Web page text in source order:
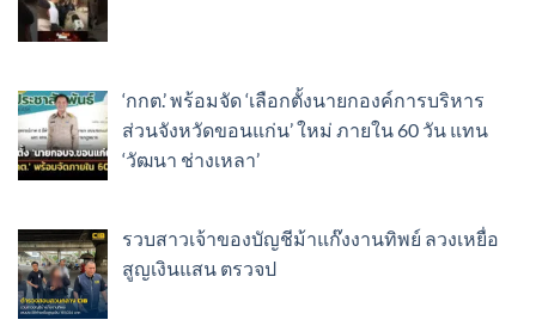
‘กกต.’ พร้อมจัด ‘เลือกตั้งนายกองค์การบริหาร
ส่วนจังหวัดขอนแก่น’ ใหม่ ภายใน 60 วัน แทน
‘วัฒนา ช่างเหลา’
รวบสาวเจ้าของบัญชีม้าแก๊งงานทิพย์ ลวงเหยื่อ
สูญเงินแสน ตรวจป